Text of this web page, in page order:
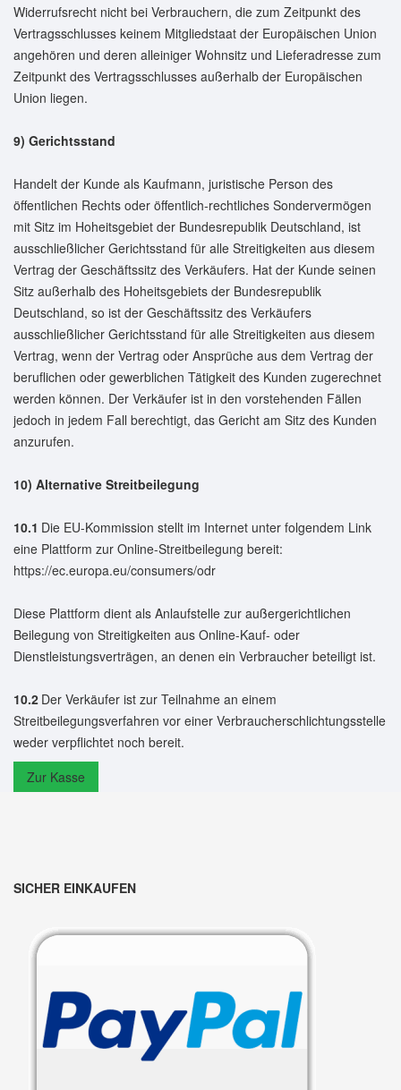
Widerrufsrecht nicht bei Verbrauchern, die zum Zeitpunkt des
Vertragsschlusses keinem Mitgliedstaat der Europäischen Union
angehören und deren alleiniger Wohnsitz und Lieferadresse zum
Zeitpunkt des Vertragsschlusses außerhalb der Europäischen
Union liegen.
9) Gerichtsstand
Handelt der Kunde als Kaufmann, juristische Person des
öffentlichen Rechts oder öffentlich-rechtliches Sondervermögen
mit Sitz im Hoheitsgebiet der Bundesrepublik Deutschland, ist
ausschließlicher Gerichtsstand für alle Streitigkeiten aus diesem
Vertrag der Geschäftssitz des Verkäufers. Hat der Kunde seinen
Sitz außerhalb des Hoheitsgebiets der Bundesrepublik
Deutschland, so ist der Geschäftssitz des Verkäufers
ausschließlicher Gerichtsstand für alle Streitigkeiten aus diesem
Vertrag, wenn der Vertrag oder Ansprüche aus dem Vertrag der
beruflichen oder gewerblichen Tätigkeit des Kunden zugerechnet
werden können. Der Verkäufer ist in den vorstehenden Fällen
jedoch in jedem Fall berechtigt, das Gericht am Sitz des Kunden
anzurufen.
10) Alternative Streitbeilegung
10.1 Die EU-Kommission stellt im Internet unter folgendem Link
eine Plattform zur Online-Streitbeilegung bereit:
https://ec.europa.eu/consumers/odr
Diese Plattform dient als Anlaufstelle zur außergerichtlichen
Beilegung von Streitigkeiten aus Online-Kauf- oder
Dienstleistungsverträgen, an denen ein Verbraucher beteiligt ist.
10.2 Der Verkäufer ist zur Teilnahme an einem
Streitbeilegungsverfahren vor einer Verbraucherschlichtungsstelle
weder verpflichtet noch bereit.
Zur Kasse
SICHER EINKAUFEN